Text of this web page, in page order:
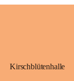
Kirschblütenhalle